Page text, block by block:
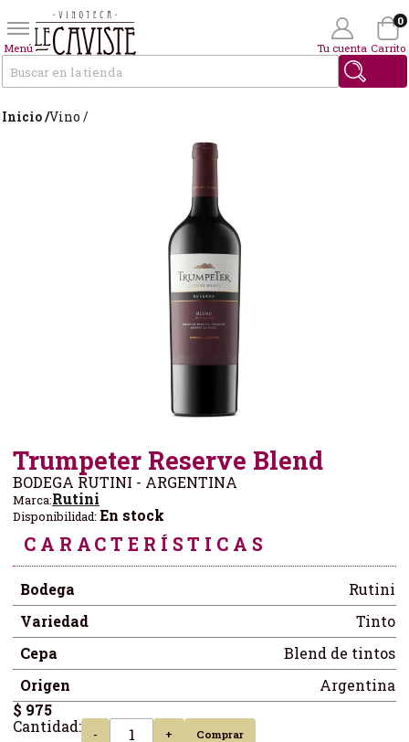
Menú Tu cuenta Carrito
0
Inicio /Vino /
Trumpeter Reserve Blend
BODEGA RUTINI - ARGENTINA
Marca:Rutini
Disponibilidad: En stock
CARACTERÍSTICAS
Bodega
Rutini
Variedad
Tinto
Cepa
Blend de tintos
Origen
Argentina
$ 975
Cantidad:
- +
Comprar